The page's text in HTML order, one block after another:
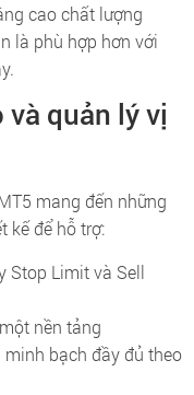
cao chất lượng
là phù hợp hơn với
quản lý vị
mang đến những
kế để hỗ trợ:
Stop Limit và Sell
nền tảng
bạch đầy đủ theo